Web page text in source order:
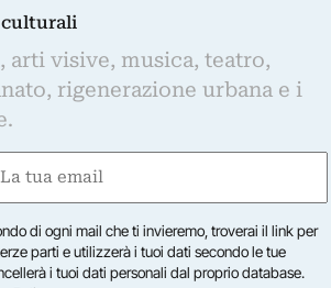
culturali
visive, musica, teatro,
rigenerazione urbana e i
Email
di ogni mail che ti invieremo, troverai il link per
parti e utilizzerà i tuoi dati secondo le tue
i tuoi dati personali dal proprio database.